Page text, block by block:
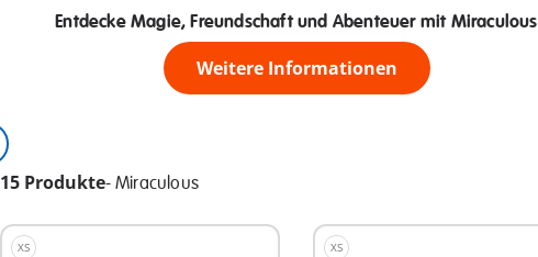
Entdecke Magie, Freundschaft und Abenteuer mit Miraculous
Weitere Informationen
15 Produkte- Miraculous
XS XS